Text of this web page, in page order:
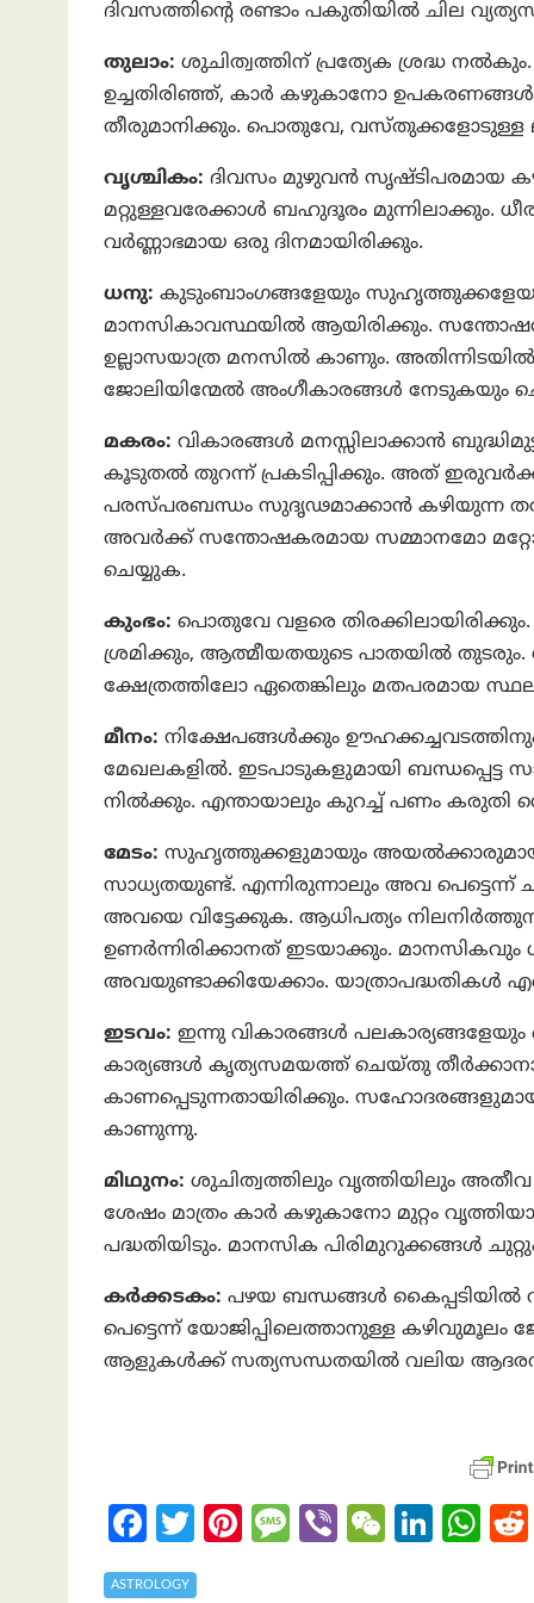
ദിവസത്തിന്‍റെ രണ്ടാം പകുതിയിൽ ചില
തുലാം: ശുചിത്വത്തിന് പ്രത്യേക ശ്രദ്ധ
ഉച്ചതിരിഞ്ഞ്, കാർ കഴുകാനോ ഉപകരണങ്ങൾ
തീരുമാനിക്കും. പൊതുവേ, വസ്‌തുക്കളോടുള്ള
വൃശ്ചികം: ദിവസം മുഴുവൻ സൃഷ്‌ടിപരമായ
മറ്റുള്ളവരേക്കാൾ ബഹുദൂരം മുന്നിലാക്കും.
വർണ്ണാഭമായ ഒരു ദിനമായിരിക്കും.
ധനു: കുടുംബാംഗങ്ങളേയും സുഹൃത്തുക്കളേയും
മാനസികാവസ്ഥയിൽ ആയിരിക്കും.
ഉല്ലാസയാത്ര മനസിൽ കാണും.
ജോലിയിന്മേൽ അംഗീകാരങ്ങൾ നേടുകയും
മകരം: വികാരങ്ങൾ മനസ്സിലാക്കാൻ
കൂടുതൽ തുറന്ന് പ്രകടിപ്പിക്കും. അത്‌
പരസ്‌പരബന്ധം സുദൃഢമാക്കാൻ കഴിയുന്ന
അവർക്ക് സന്തോഷകരമായ സമ്മാനമോ
ചെയ്യുക.
കുംഭം: പൊതുവേ വളരെ
ശ്രമിക്കും, ആത്മീയതയുടെ പാതയിൽ തുടരും.
ക്ഷേത്രത്തിലോ ഏതെങ്കിലും മതപരമായ
മീനം: നിക്ഷേപങ്ങൾക്കും ഊഹക്കച്ചവടത്തിനും
മേഖലകളിൽ. ഇടപാടുകളുമായി ബന്ധപ്പെട്ട
നിൽക്കും. എന്തായാലും കുറച്ച്‌ പണം കരുതി
മേടം: സുഹൃത്തുക്കളുമായും അയൽക്കാരുമായും
സാധ്യതയുണ്ട്. എന്നിരുന്നാലും അവ
അവയെ വിട്ടേക്കുക. ആധിപത്യം
ഉണർന്നിരിക്കാനത് ഇടയാക്കും.
അവയുണ്ടാക്കിയേക്കാം. യാത്രാപദ്ധതികള്‍
ഇടവം: ഇന്നു വികാരങ്ങൾ
കാര്യങ്ങള്‍ കൃത്യസമയത്ത് ചെയ്‌തു
കാണപ്പെടുന്നതായിരിക്കും.
കാണുന്നു.
മിഥുനം: ശുചിത്വത്തിലും വൃത്തിയിലും അതീവ
ശേഷം മാത്രം കാർ കഴുകാനോ മുറ്റം
പദ്ധതിയിടും. മാനസിക പിരിമുറുക്കങ്ങൾ
കര്‍ക്കടകം: പഴയ ബന്ധങ്ങൾ കൈപ്പടിയിൽ
പെട്ടെന്ന് യോജിപ്പിലെത്താനുള്ള കഴിവുമൂലം
ആളുകൾക്ക്‌ സത്യസന്ധതയിൽ വലിയ
Fa
ce
T
w
Pi M Vi W Li W
ASTROLOGY